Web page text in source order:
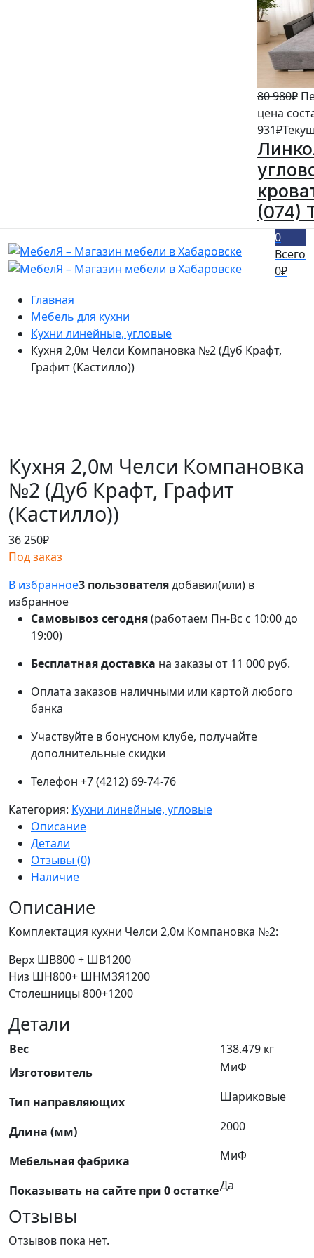
80 980₽
цена
931₽
(074)
0
Всего
0₽
Главная
Мебель для кухни
Кухни линейные, угловые
Кухня 2,0м Челси Компановка №2 (Дуб Крафт,
Графит (Кастилло))
Кухня 2,0м Челси Компановка
№2 (Дуб Крафт, Графит
(Кастилло))
36 250₽
Под заказ
В избранное3 пользователядобавил(или) в
избранное
Самовывоз сегодня(работаем Пн-Вс с 10:00 до
19:00)
Бесплатная доставка на заказы от 11 000 руб.
Оплата заказов наличными или картой любого
банка
Участвуйте в бонусном клубе, получайте
дополнительные скидки
Телефон +7 (4212) 69-74-76
Категория: Кухни линейные, угловые
Описание
Детали
Отзывы (0)
Наличие
Описание
Комплектация кухни Челси 2,0м Компановка №2:
Верх ШВ800 + ШВ1200
Низ ШН800+ ШНМ3Я1200
Столешницы 800+1200
Детали
Вес
138.479 кг
Изготовитель
МиФ
Тип направляющих Шариковые
Длина (мм) 2000
Мебельная фабрика МиФ
Показывать на сайте при 0 остаткеДа
Отзывы
Отзывов пока нет.